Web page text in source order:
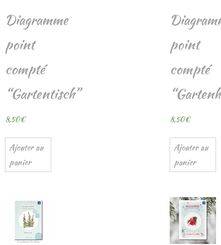
Diagramme
point
compté
“Gartentisch”
8,50€
Ajouter au
panier
point
compté
8,50€
Ajouter au
panier